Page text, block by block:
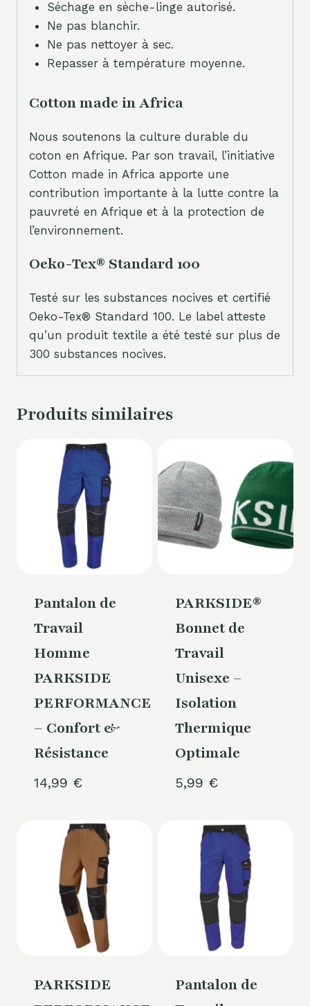
Séchage en sèche-linge autorisé.
Ne pas blanchir.
Ne pas nettoyer à sec.
Repasser à température moyenne.
Cotton made in Africa
Nous soutenons la culture durable du
coton en Afrique. Par son travail, l’initiative
Cotton made in Africa apporte une
contribution importante à la lutte contre la
pauvreté en Afrique et à la protection de
l’environnement.
Oeko-Tex® Standard 100
Testé sur les substances nocives et certifié
Oeko-Tex® Standard 100. Le label atteste
qu’un produit textile a été testé sur plus de
300 substances nocives.
Produits similaires
Pantalon de
Travail
Homme
PARKSIDE
PERFORMANCE®
– Confort &
Résistance
14,99 €
PARKSIDE®
Bonnet de
Travail
Unisexe –
Isolation
Thermique
Optimale
5,99 €
PARKSIDE
Pantalon de